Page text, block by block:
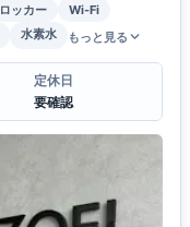
ロッカー
Wi-Fi
水素水 もっと見る
定休日
要確認